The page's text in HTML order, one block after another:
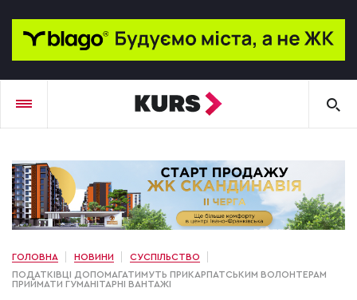
ГОЛОВНА НОВИНИ
СУСПІЛЬСТВО
ПОДАТКІВЦІ ДОПОМАГАТИМУТЬ ПРИКАРПАТСЬКИМ ВОЛОНТЕРАМ
ПРИЙМАТИ ГУМАНІТАРНІ ВАНТАЖІ